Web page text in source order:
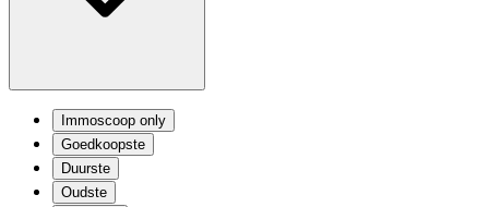
Immoscoop only
Goedkoopste
Duurste
Oudste